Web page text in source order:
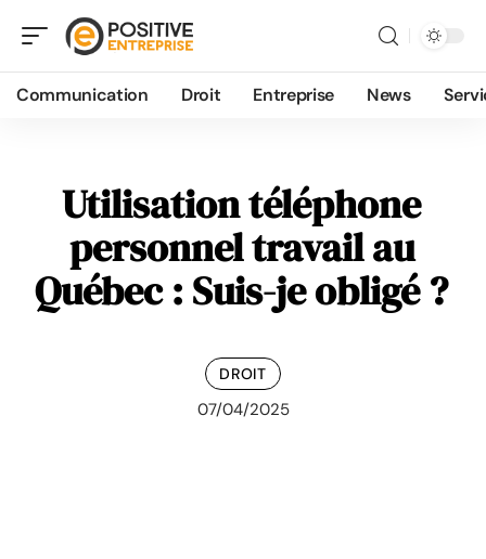
Communication Droit Entreprise News
Utilisation téléphone
personnel travail au
Québec : Suis-je obligé ?
DROIT
07/04/2025